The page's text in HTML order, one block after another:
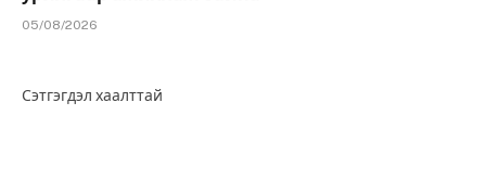
05/08/2026
Сэтгэгдэл хаалттай